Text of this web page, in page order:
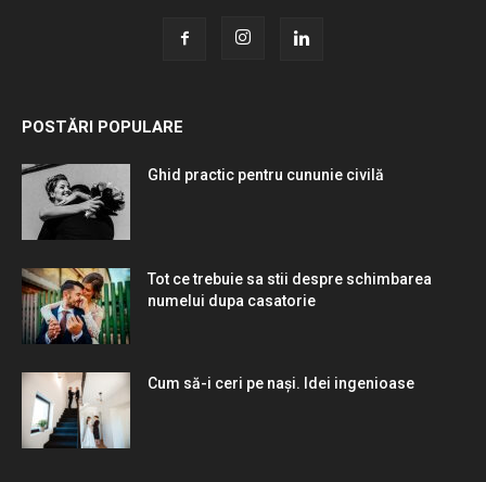
POSTĂRI POPULARE
Ghid practic pentru cununie civilă
Tot ce trebuie sa stii despre schimbarea
numelui dupa casatorie
Cum să-i ceri pe nași. Idei ingenioase